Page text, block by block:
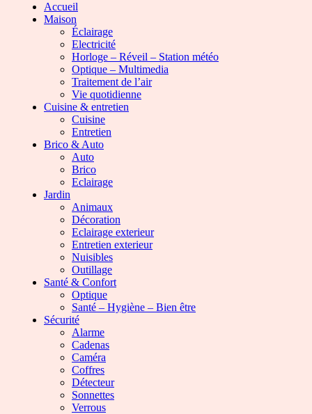
Accueil
Maison
Éclairage
Electricité
Horloge – Réveil – Station météo
Optique – Multimedia
Traitement de l’air
Vie quotidienne
Cuisine & entretien
Cuisine
Entretien
Brico & Auto
Auto
Brico
Eclairage
Jardin
Animaux
Décoration
Eclairage exterieur
Entretien exterieur
Nuisibles
Outillage
Santé & Confort
Optique
Santé – Hygiène – Bien être
Sécurité
Alarme
Cadenas
Caméra
Coffres
Détecteur
Sonnettes
Verrous